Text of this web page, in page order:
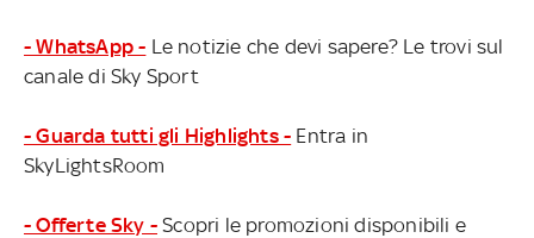
- WhatsApp - Le notizie che devi sapere? Le trovi sul
canale di Sky Sport
- Guarda tutti gli Highlights - Entra in
SkyLightsRoom
- Offerte Sky - Scopri le promozioni disponibili e